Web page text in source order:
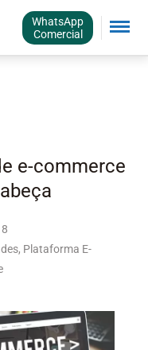
WhatsApp
Comercial
e-commerce
, Plataforma E-